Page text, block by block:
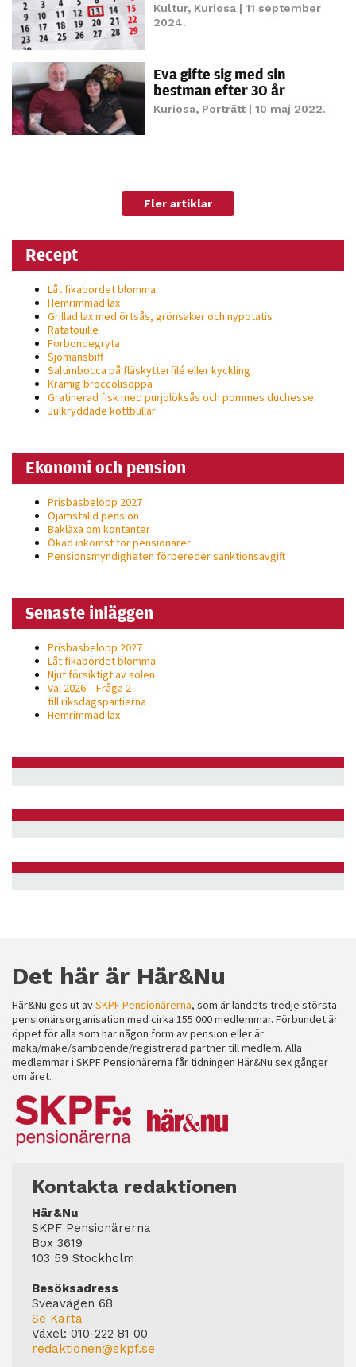
Kultur, Kuriosa| 11 september
2024.
Eva gifte sig med sin
bestman efter 30 år
Kuriosa, Porträtt| 10 maj 2022.
Fler artiklar
Recept
Låt fikabordet blomma
Hemrimmad lax
Grillad lax med örtsås, grönsaker och nypotatis
Ratatouille
Forbondegryta
Sjömansbiff
Saltimbocca på fläsk­ytterfilé eller kyckling
Krämig broccolisoppa
Gratinerad fisk med purjolöksås och pommes duchesse
Julkryddade köttbullar
Ekonomi och pension
Prisbasbelopp 2027
Ojämställd pension
Bakläxa om kontanter
Ökad inkomst för pensionärer
Pensionsmyndigheten förbereder sanktionsavgift
Senaste inläggen
Prisbasbelopp 2027
Låt fikabordet blomma
Njut försiktigt av solen
Val 2026 – Fråga 2
till riksdagspartierna
Hemrimmad lax
Det här är Här&Nu
Här&Nu ges ut avSKPF Pensionärerna, som är landets tredje största
pensionärsorganisation med cirka 155 000 medlemmar. Förbundet är
öppet för alla som har någon form av pension eller är
maka/make/samboende/registrerad partner till medlem. Alla
medlemmar i SKPF Pensionärerna får tidningen Här&Nu sex gånger
om året.
Kontakta redaktionen
Här&Nu
SKPF Pensionärerna
Box 3619
103 59 Stockholm
Besöksadress
Sveavägen 68
Se Karta
Växel: 010-222 81 00
redaktionen@skpf.se